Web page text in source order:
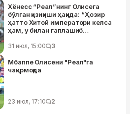
Хёнесс “Реал”нинг Олисега
бўлган қизиқиши ҳақида: “Ҳозир
ҳатто Хитой императори келса
ҳам, у билан гаплашиб
31 июл, 15:00 3
Мбаппе Олисени "Реал"га
чақирмоқда
23 июл, 17:10 2